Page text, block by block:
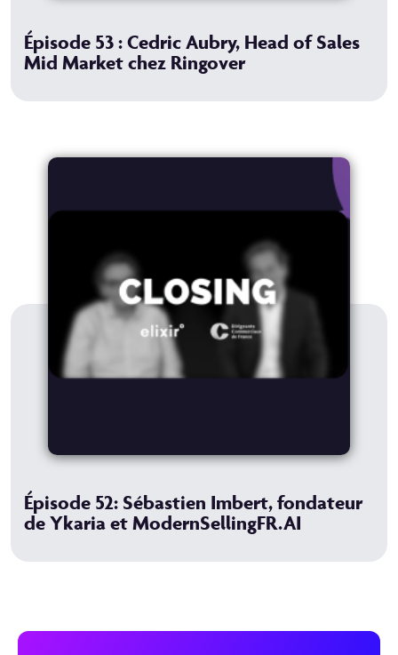
Épisode 53 : Cedric Aubry, Head of Sales
Mid Market chez Ringover
Épisode 52: Sébastien Imbert, fondateur
de Ykaria et ModernSellingFR.AI